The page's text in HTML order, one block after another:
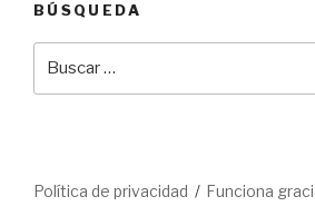
BÚSQUEDA
Política de privacidad Funciona